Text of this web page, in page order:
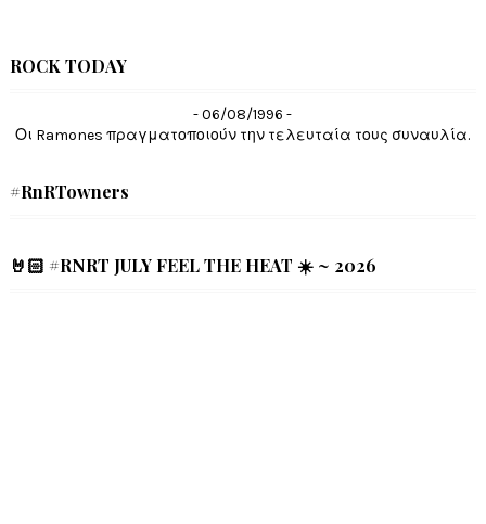
ROCK TODAY
- 06/08/1996 -
Οι Ramones πραγματοποιούν την τελευταία τους συναυλία.
#RnRTowners
🤘🏻 #RNRT JULY FEEL THE HEAT ☀️ ~ 2026